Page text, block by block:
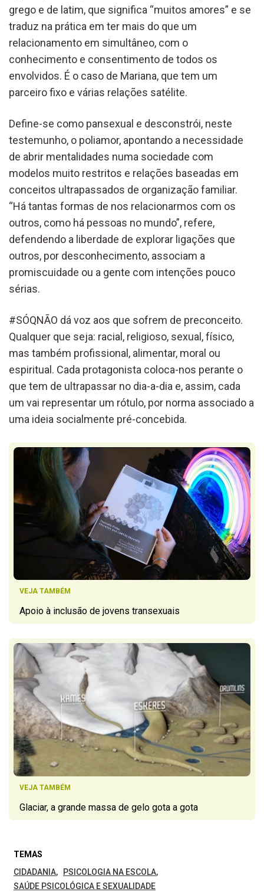
grego e de latim, que significa “muitos amores” e se
traduz na prática em ter mais do que um
relacionamento em simultâneo, com o
conhecimento e consentimento de todos os
envolvidos. É o caso de Mariana, que tem um
parceiro fixo e várias relações satélite.
Define-se como pansexual e desconstrói, neste
testemunho, o poliamor, apontando a necessidade
de abrir mentalidades numa sociedade com
modelos muito restritos e relações baseadas em
conceitos ultrapassados de organização familiar.
“Há tantas formas de nos relacionarmos com os
outros, como há pessoas no mundo”, refere,
defendendo a liberdade de explorar ligações que
outros, por desconhecimento, associam a
promiscuidade ou a gente com intenções pouco
sérias.
#SÓQNÃO dá voz aos que sofrem de preconceito.
Qualquer que seja: racial, religioso, sexual, físico,
mas também profissional, alimentar, moral ou
espiritual. Cada protagonista coloca-nos perante o
que tem de ultrapassar no dia-a-dia e, assim, cada
um vai representar um rótulo, por norma associado a
uma ideia socialmente pré-concebida.
VEJA TAMBÉM
Apoio à inclusão de jovens transexuais
VEJA TAMBÉM
Glaciar, a grande massa de gelo gota a gota
TEMAS
CIDADANIA
PSICOLOGIA NA ESCOLA
SAÚDE PSICOLÓGICA E SEXUALIDADE